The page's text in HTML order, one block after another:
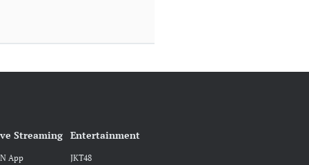
Streaming
App
Entertainment
JKT48